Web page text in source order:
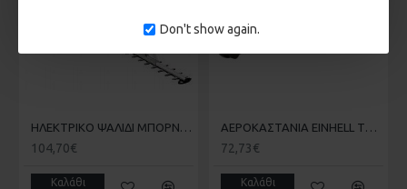
Don't show again.
Αριθμός Μπαταριών: 0
Τάση: 18V
HΛΕΚΤΡΙΚΟ ΨΑΛΙΔΙ ΜΠΟΡΝΤΟΥΡΑΣ 650W GΕ-EH 6560 EINHELL 3403330
104,70€
Καλάθι
ΑΕΡΟΚΑΣΤΑΝΙΑ EINHELL TC-PR 68 4139180
72,73€
Καλάθι